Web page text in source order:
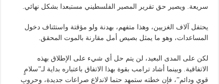
سريعة. ويصير حق تقرير المصير الفلسطيني مستبعدا بشكل نهائي.
يحتفل آلاف الغزيين، وهذا متفهم، بهدنة ولو مؤقتة واستئناف دخول
المساعدات، وهو ما يمثل بصيص أمل مقارنة بالموت المحقق.
لكن على المدى البعيد، لن يتم حل أي شيء على الإطلاق بهذه
الاتفاقية. وبينما أشاد ترامب بقوة بهذا الاتفاق باعتباره بداية لـ”سلامٍ
قوي ودائم”، فإن خطته ستمهد حتما لاندلاع صراعات جديدة، وحروبٍ